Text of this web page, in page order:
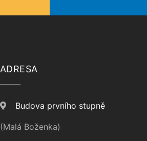
ADRESA
Budova prvního stupně
(Malá Boženka)